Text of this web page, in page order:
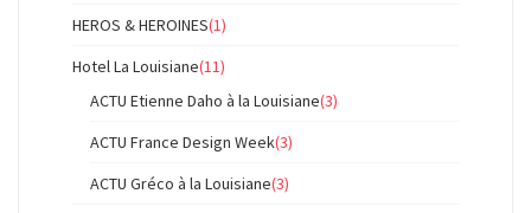
HEROS & HEROINES(1)
Hotel La Louisiane(11)
ACTU Etienne Daho à la Louisiane(3)
ACTU France Design Week(3)
ACTU Gréco à la Louisiane(3)